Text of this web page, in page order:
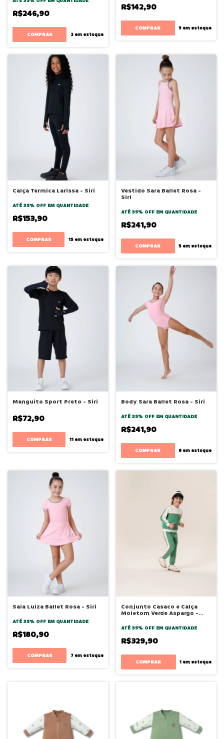
R$246,90
COMPRAR 2em estoque
R$142,90
COMPRAR 9 em estoque
Calça Termica Larissa - Siri
ATÉ 35% OFF EM QUANTIDADE
R$153,90
COMPRAR 15em estoque
Vestido Sara Ballet Rosa -
Siri
ATÉ 35% OFF EM QUANTIDADE
R$241,90
COMPRAR 5 em estoque
Manguito Sport Preto - Siri
R$72,90
COMPRAR 11em estoque
Body Sara Ballet Rosa - Siri
ATÉ 35% OFF EM QUANTIDADE
R$241,90
COMPRAR 8 em estoque
Saia Luiza Ballet Rosa - Siri
ATÉ 35% OFF EM QUANTIDADE
R$180,90
COMPRAR 7em estoque
Conjunto Casaco e Calça
Moletom Verde Aspargo -
ATÉ 35% OFF EM QUANTIDADE
R$329,90
COMPRAR 1 em estoque